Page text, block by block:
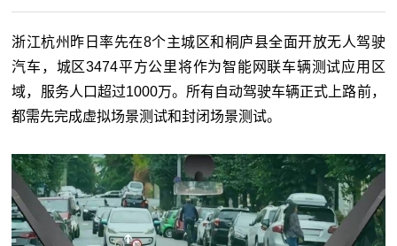
浙江杭州昨日率先在8个主城区和桐庐县全面开放无人驾驶
汽车，城区3474平方公里将作为智能网联车辆测试应用区
域，服务人口超过1000万。所有自动驾驶车辆正式上路前，
都需先完成虚拟场景测试和封闭场景测试。